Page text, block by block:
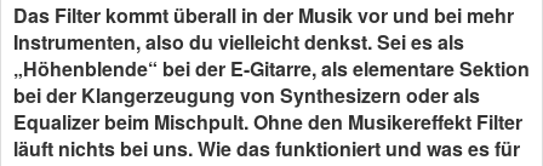
Das Filter kommt überall in der Musik vor und bei mehr
Instrumenten, also du vielleicht denkst. Sei es als
„Höhenblende“ bei der E-Gitarre, als elementare Sektion
bei der Klangerzeugung von Synthesizern oder als
Equalizer beim Mischpult. Ohne den Musikereffekt Filter
läuft nichts bei uns. Wie das funktioniert und was es für